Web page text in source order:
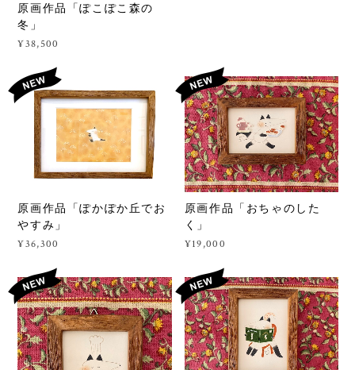
原画作品「ぽこぽこ森の
冬」
¥38,500
原画作品「ぽかぽか丘でお
やすみ」
¥36,300
原画作品「おちゃのした
く」
¥19,000